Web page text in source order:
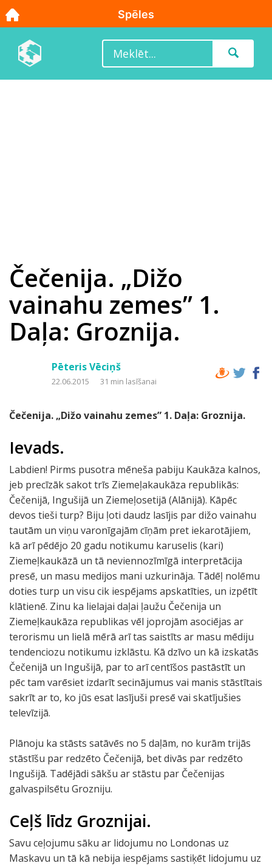
Čečenija. „Dižo
vainahu zemes” 1.
Daļa: Groznija.
Pēteris Vēciņš
22.06.2015 31 min lasīšanai
Čečenija. „Dižo vainahu zemes” 1. Daļa: Groznija.
Ievads.
Labdien! Pirms pusotra mēneša pabiju Kaukāza kalnos,
jeb precīzāk sakot trīs Ziemeļakaukāza republikās:
Čečenijā, Ingušijā un Ziemeļosetijā (Alānijā). Kāpēc
devos tieši turp? Biju ļoti daudz lasījis par dižo vainahu
tautām un viņu varonīgajām cīņām pret iekarotājiem,
kā arī pēdējo 20 gadu notikumu karuselis (kari)
Ziemeļkaukāzā un tā neviennozīmīgā interpretācija
presē, un masu medijos mani uzkurināja. Tādēļ nolēmu
doties turp un visu cik iespējams apskatīties, un izpētīt
klātienē. Zinu ka lielajai daļai ļaužu Čečenija un
Ziemeļkaukāza republikas vēl joprojām asociējas ar
terorismu un lielā mērā arī tas saistīts ar masu mēdiju
tendenciozu notikumu izklāstu. Kā dzīvo un kā izskatās
Čečenijā un Ingušijā, par to arī centīšos pastāstīt un
pēc tam varēsiet izdarīt secinājumus vai manis stāstītais
sakrīt ar to, ko jūs esat lasījuši presē vai skatījušies
televīzijā.
Plānoju ka stāsts satāvēs no 5 daļām, no kurām trijās
stāstīšu par redzēto Čečenijā, bet divās par redzēto
Ingušijā. Tadējādi sākšu ar stāstu par Čečenijas
galvaspilsētu Grozniju.
Ceļš līdz Groznijai.
Savu ceļojumu sāku ar lidojumu no Londonas uz
Maskavu un tā kā nebija iespējams sastiķēt lidojumu uz